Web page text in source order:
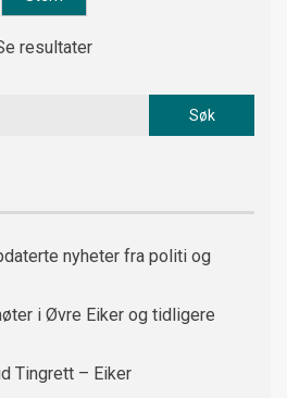
resultater
nyheter fra politi og
i Øvre Eiker og tidligere
Tingrett – Eiker